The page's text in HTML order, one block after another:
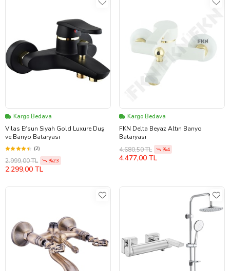
Kargo Bedava
Vilas Efsun Siyah Gold Luxure Duş
ve Banyo Bataryası
(2)
2.999,00 TL %23
2.299,00 TL
Kargo Bedava
FKN Delta Beyaz Altın Banyo
Bataryası
4.680,50 TL
%4
4.477,00 TL